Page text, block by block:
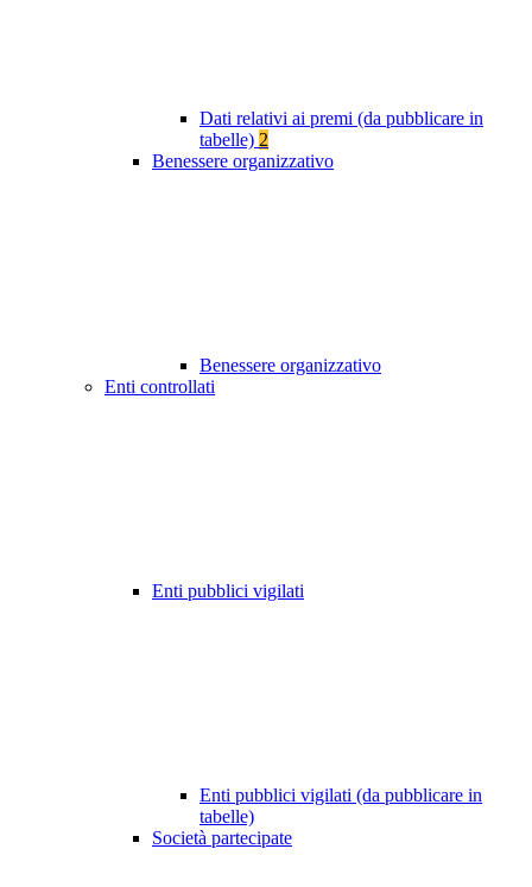
Dati relativi ai premi (da pubblicare in
tabelle) 2
Benessere organizzativo
Benessere organizzativo
Enti controllati
Enti pubblici vigilati
Enti pubblici vigilati (da pubblicare in
tabelle)
Società partecipate